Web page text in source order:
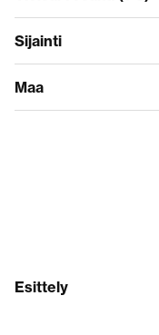
Sijainti
Maa
Esittely